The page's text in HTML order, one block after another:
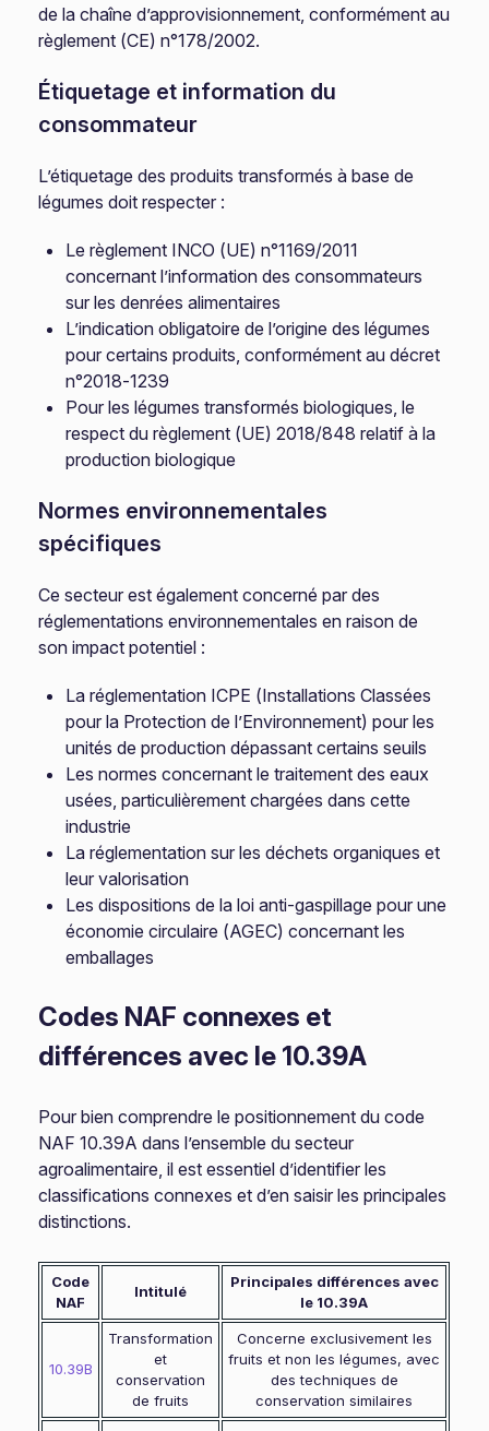
de la chaîne d’approvisionnement, conformément au
règlement (CE) n°178/2002.
Étiquetage et information du
consommateur
L’étiquetage des produits transformés à base de
légumes doit respecter :
Le règlement INCO (UE) n°1169/2011
concernant l’information des consommateurs
sur les denrées alimentaires
L’indication obligatoire de l’origine des légumes
pour certains produits, conformément au décret
n°2018-1239
Pour les légumes transformés biologiques, le
respect du règlement (UE) 2018/848 relatif à la
production biologique
Normes environnementales
spécifiques
Ce secteur est également concerné par des
réglementations environnementales en raison de
son impact potentiel :
La réglementation ICPE (Installations Classées
pour la Protection de l’Environnement) pour les
unités de production dépassant certains seuils
Les normes concernant le traitement des eaux
usées, particulièrement chargées dans cette
industrie
La réglementation sur les déchets organiques et
leur valorisation
Les dispositions de la loi anti-gaspillage pour une
économie circulaire (AGEC) concernant les
emballages
Codes NAF connexes et
différences avec le 10.39A
Pour bien comprendre le positionnement du code
NAF 10.39A dans l’ensemble du secteur
agroalimentaire, il est essentiel d’identifier les
classifications connexes et d’en saisir les principales
distinctions.
Code
NAF
Intitulé
Principales différences avec
le 10.39A
10.39B
Transformation
et
conservation
de fruits
Concerne exclusivement les
fruits et non les légumes, avec
des techniques de
conservation similaires